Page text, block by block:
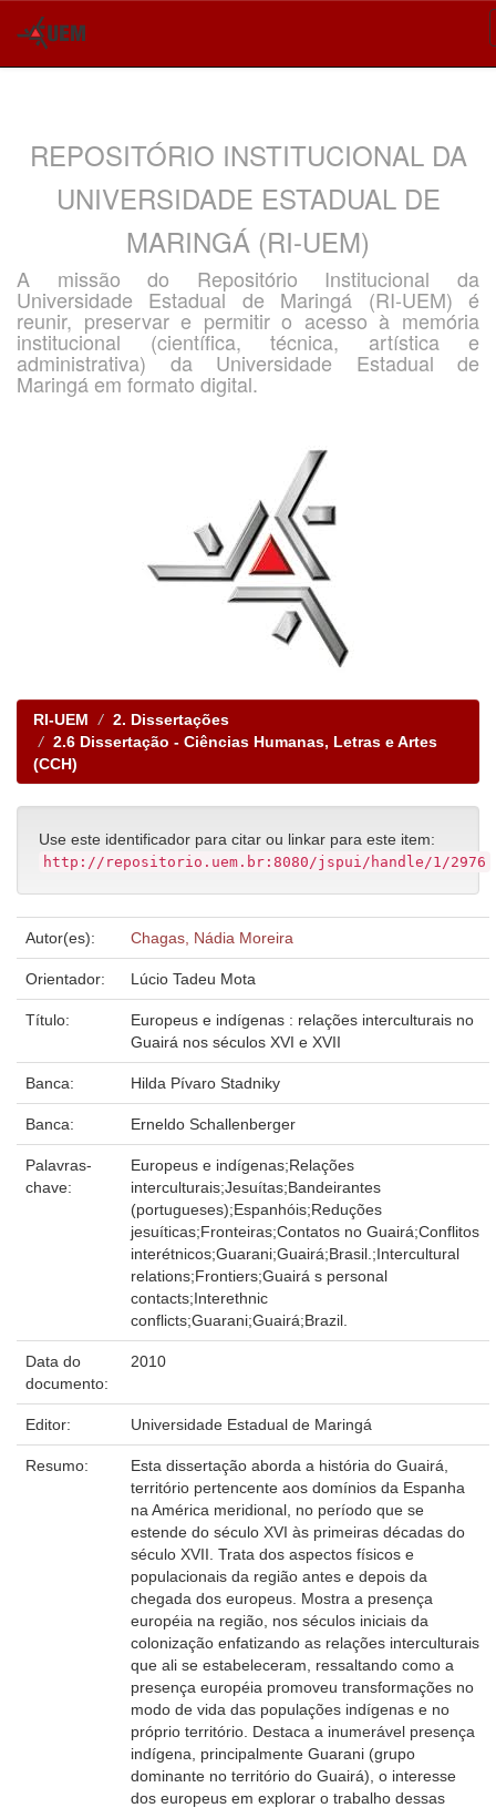
REPOSITÓRIO INSTITUCIONAL DA
UNIVERSIDADE ESTADUAL DE
MARINGÁ (RI-UEM)
A missão do Repositório Institucional da
Universidade Estadual de Maringá (RI-UEM) é
reunir, preservar e permitir o acesso à memória
institucional (científica, técnica, artística e
administrativa) da Universidade Estadual de
Maringá em formato digital.
RI-UEM
2. Dissertações
2.6 Dissertação - Ciências Humanas, Letras e Artes
(CCH)
Use este identificador para citar ou linkar para este item:
http://repositorio.uem.br:8080/jspui/handle/1/2976
Autor(es): Chagas, Nádia Moreira
Orientador: Lúcio Tadeu Mota
Título:
Europeus e indígenas : relações interculturais no
Guairá nos séculos XVI e XVII
Banca: Hilda Pívaro Stadniky
Banca: Erneldo Schallenberger
Palavras-
chave:
Europeus e indígenas;Relações
interculturais;Jesuítas;Bandeirantes
(portugueses);Espanhóis;Reduções
jesuíticas;Fronteiras;Contatos no Guairá;Conflitos
interétnicos;Guarani;Guairá;Brasil.;Intercultural
relations;Frontiers;Guairá s personal
contacts;Interethnic
conflicts;Guarani;Guairá;Brazil.
Data do
documento:
2010
Editor: Universidade Estadual de Maringá
Resumo:
Esta dissertação aborda a história do Guairá,
território pertencente aos domínios da Espanha
na América meridional, no período que se
estende do século XVI às primeiras décadas do
século XVII. Trata dos aspectos físicos e
populacionais da região antes e depois da
chegada dos europeus. Mostra a presença
européia na região, nos séculos iniciais da
colonização enfatizando as relações interculturais
que ali se estabeleceram, ressaltando como a
presença européia promoveu transformações no
modo de vida das populações indígenas e no
próprio território. Destaca a inumerável presença
indígena, principalmente Guarani (grupo
dominante no território do Guairá), o interesse
dos europeus em explorar o trabalho dessas